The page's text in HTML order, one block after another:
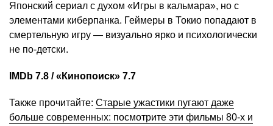
Японский сериал с духом «Игры в кальмара», но с
элементами киберпанка. Геймеры в Токио попадают в
смертельную игру — визуально ярко и психологически
не по-детски.
IMDb 7.8 / «Кинопоиск» 7.7
Также прочитайте: Старые ужастики пугают даже
больше современных: посмотрите эти фильмы 80-х и